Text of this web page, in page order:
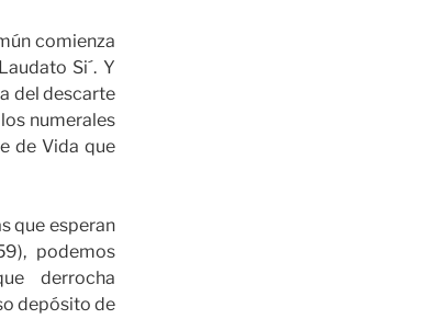
comienza
Si´. Y
del descarte
numerales
de Vida que
que esperan
podemos
derrocha
depósito de